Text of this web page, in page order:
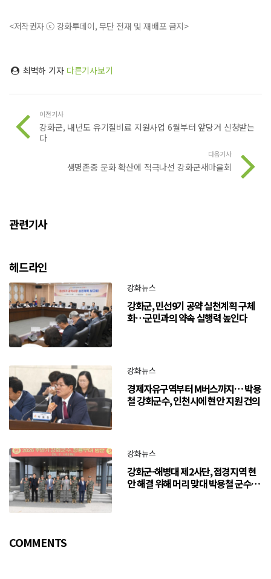
<저작권자 ⓒ 강화투데이, 무단 전재 및 재배포 금지>
최벽하 기자 다른기사보기
이전기사
강화군, 내년도 유기질비료 지원사업 6월부터 앞당겨 신청받는
다
다음기사
생명존중 문화 확산에 적극나선 강화군새마을회
관련기사
헤드라인
강화뉴스
강화군, 민선9기 공약 실천계획 구체
화…군민과의 약속 실행력 높인다
강화뉴스
경제자유구역부터 M버스까지… 박용
철 강화군수, 인천시에 현안 지원 건의
강화뉴스
강화군-해병대 제2사단, 접경지역 현
안 해결 위해 머리 맞대 박용철 군수
COMMENTS